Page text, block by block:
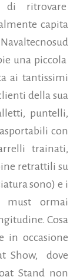
di ritrovare
capita
una piccola
ai tantissimi
della sua
puntelli,
con
trainati,
retrattili su
sono) e i
ormai
Cosa
in occasione
Show, dove
Stand non